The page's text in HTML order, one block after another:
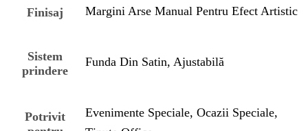
Finisaj Margini Arse Manual Pentru Efect Artistic
Sistem
prindere
Funda Din Satin, Ajustabilă
Potrivit
Evenimente Speciale, Ocazii Speciale,